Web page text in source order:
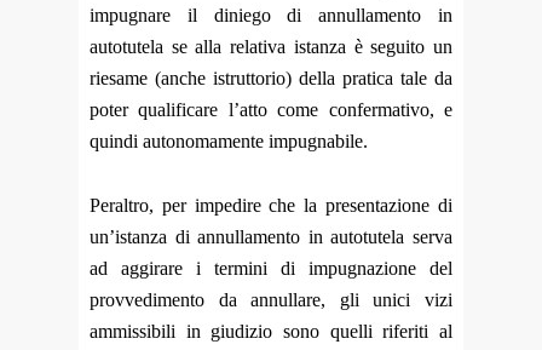
impugnare il diniego di annullamento in
autotutela se alla relativa istanza è seguito un
riesame (anche istruttorio) della pratica tale da
poter qualificare l’atto come confermativo, e
quindi autonomamente impugnabile.
Peraltro, per impedire che la presentazione di
un’istanza di annullamento in autotutela serva
ad aggirare i termini di impugnazione del
provvedimento da annullare, gli unici vizi
ammissibili in giudizio sono quelli riferiti al